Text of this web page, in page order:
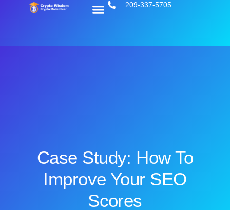
209-337-5705
Case Study: How To
Improve Your SEO
Scores